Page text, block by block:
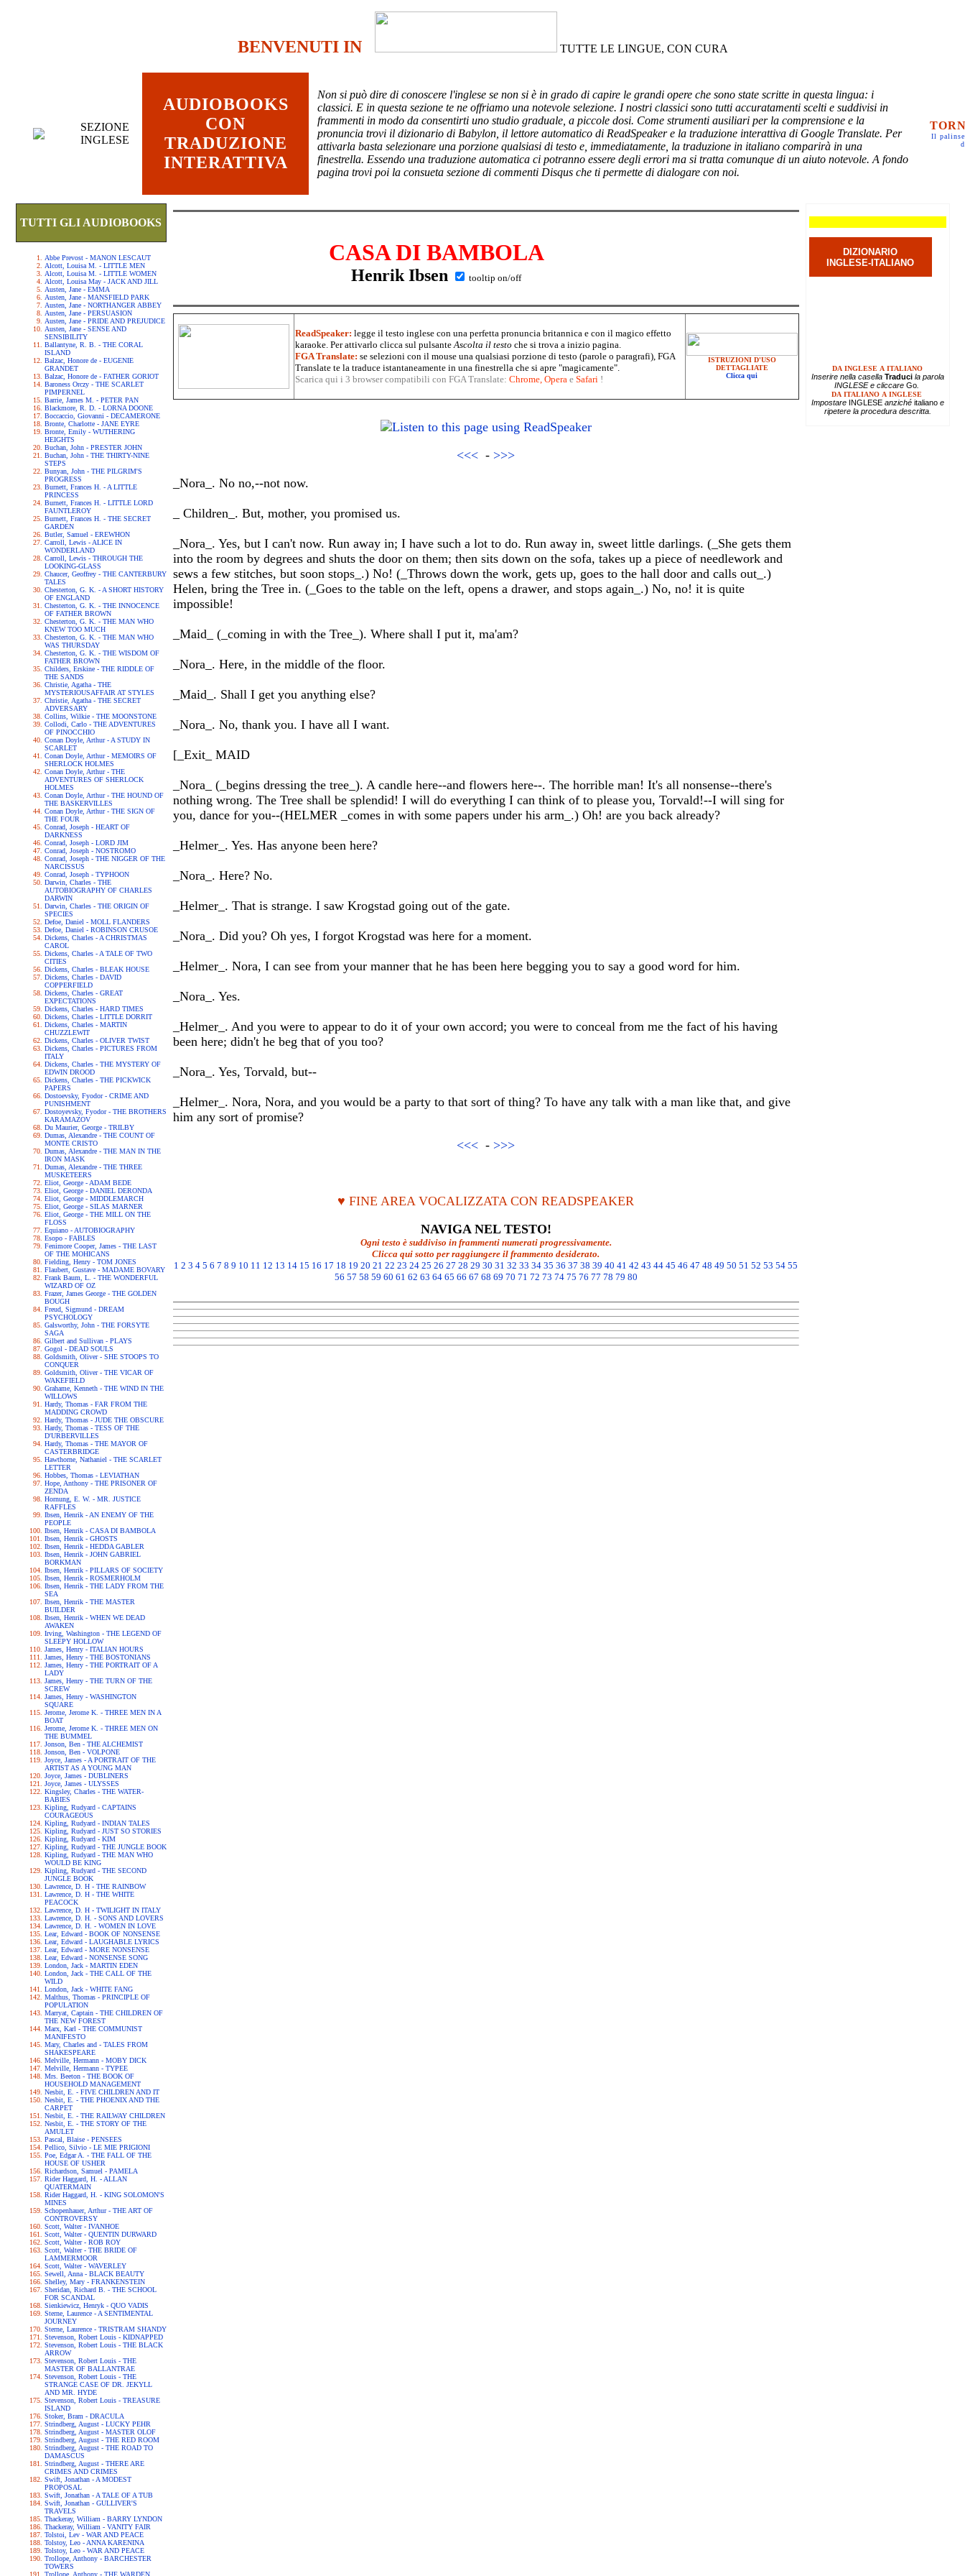
BENVENUTI IN TUTTE LE LINGUE, CON CURA
SEZIONE
INGLESE
AUDIOBOOKS
CON
TRADUZIONE
INTERATTIVA
Non si può dire di conoscere l'inglese se non si è in grado di capire le grandi opere che sono state scritte in questa lingua: i
classici. E in questa sezione te ne offriamo una notevole selezione. I nostri classici sono tutti accuratamenti scelti e suddivisi in
frammenti in modo da consentirti uno studio graduale, a piccole dosi. Come strumenti ausiliari per la comprensione e la
pronuncia trovi il dizionario di Babylon, il lettore automatico di ReadSpeaker e la traduzione interattiva di Google Translate. Per
attivarla basta selezionare una porzione qualsiasi di testo e, immediatamente, la traduzione in italiano comparirà in una
finestrella. Essendo una traduzione automatica ci potranno essere degli errori ma si tratta comunque di un aiuto notevole. A fondo
pagina trovi poi la consueta sezione di commenti Disqus che ti permette di dialogare con noi.
Il
TUTTI GLI AUDIOBOOKS
Abbe Prevost - MANON LESCAUT
Alcott, Louisa M. - LITTLE MEN
Alcott, Louisa M. - LITTLE WOMEN
Alcott, Louisa May - JACK AND JILL
Austen, Jane - EMMA
Austen, Jane - MANSFIELD PARK
Austen, Jane - NORTHANGER ABBEY
Austen, Jane - PERSUASION
Austen, Jane - PRIDE AND PREJUDICE
Austen, Jane - SENSE AND
SENSIBILITY
Ballantyne, R. B. - THE CORAL
ISLAND
Balzac, Honore de - EUGENIE
GRANDET
Balzac, Honore de - FATHER GORIOT
Baroness Orczy - THE SCARLET
PIMPERNEL
Barrie, James M. - PETER PAN
Blackmore, R. D. - LORNA DOONE
Boccaccio, Giovanni - DECAMERONE
Bronte, Charlotte - JANE EYRE
Bronte, Emily - WUTHERING
HEIGHTS
Buchan, John - PRESTER JOHN
Buchan, John - THE THIRTY-NINE
STEPS
Bunyan, John - THE PILGRIM'S
PROGRESS
Burnett, Frances H. - A LITTLE
PRINCESS
Burnett, Frances H. - LITTLE LORD
FAUNTLEROY
Burnett, Frances H. - THE SECRET
GARDEN
Butler, Samuel - EREWHON
Carroll, Lewis - ALICE IN
WONDERLAND
Carroll, Lewis - THROUGH THE
LOOKING-GLASS
Chaucer, Geoffrey - THE CANTERBURY
TALES
Chesterton, G. K. - A SHORT HISTORY
OF ENGLAND
Chesterton, G. K. - THE INNOCENCE
OF FATHER BROWN
Chesterton, G. K. - THE MAN WHO
KNEW TOO MUCH
Chesterton, G. K. - THE MAN WHO
WAS THURSDAY
Chesterton, G. K. - THE WISDOM OF
FATHER BROWN
Childers, Erskine - THE RIDDLE OF
THE SANDS
Christie, Agatha - THE
MYSTERIOUSAFFAIR AT STYLES
Christie, Agatha - THE SECRET
ADVERSARY
Collins, Wilkie - THE MOONSTONE
Collodi, Carlo - THE ADVENTURES
OF PINOCCHIO
Conan Doyle, Arthur - A STUDY IN
SCARLET
Conan Doyle, Arthur - MEMOIRS OF
SHERLOCK HOLMES
Conan Doyle, Arthur - THE
ADVENTURES OF SHERLOCK
HOLMES
Conan Doyle, Arthur - THE HOUND OF
THE BASKERVILLES
Conan Doyle, Arthur - THE SIGN OF
THE FOUR
Conrad, Joseph - HEART OF
DARKNESS
Conrad, Joseph - LORD JIM
Conrad, Joseph - NOSTROMO
Conrad, Joseph - THE NIGGER OF THE
NARCISSUS
Conrad, Joseph - TYPHOON
Darwin, Charles - THE
AUTOBIOGRAPHY OF CHARLES
DARWIN
Darwin, Charles - THE ORIGIN OF
SPECIES
Defoe, Daniel - MOLL FLANDERS
Defoe, Daniel - ROBINSON CRUSOE
Dickens, Charles - A CHRISTMAS
CAROL
Dickens, Charles - A TALE OF TWO
CITIES
Dickens, Charles - BLEAK HOUSE
Dickens, Charles - DAVID
COPPERFIELD
Dickens, Charles - GREAT
EXPECTATIONS
Dickens, Charles - HARD TIMES
Dickens, Charles - LITTLE DORRIT
Dickens, Charles - MARTIN
CHUZZLEWIT
Dickens, Charles - OLIVER TWIST
Dickens, Charles - PICTURES FROM
ITALY
Dickens, Charles - THE MYSTERY OF
EDWIN DROOD
Dickens, Charles - THE PICKWICK
PAPERS
Dostoevsky, Fyodor - CRIME AND
PUNISHMENT
Dostoyevsky, Fyodor - THE BROTHERS
KARAMAZOV
Du Maurier, George - TRILBY
Dumas, Alexandre - THE COUNT OF
MONTE CRISTO
Dumas, Alexandre - THE MAN IN THE
IRON MASK
Dumas, Alexandre - THE THREE
MUSKETEERS
Eliot, George - ADAM BEDE
Eliot, George - DANIEL DERONDA
Eliot, George - MIDDLEMARCH
Eliot, George - SILAS MARNER
Eliot, George - THE MILL ON THE
FLOSS
Equiano - AUTOBIOGRAPHY
Esopo - FABLES
Fenimore Cooper, James - THE LAST
OF THE MOHICANS
Fielding, Henry - TOM JONES
Flaubert, Gustave - MADAME BOVARY
Frank Baum, L. - THE WONDERFUL
WIZARD OF OZ
Frazer, James George - THE GOLDEN
BOUGH
Freud, Sigmund - DREAM
PSYCHOLOGY
Galsworthy, John - THE FORSYTE
SAGA
Gilbert and Sullivan - PLAYS
Gogol - DEAD SOULS
Goldsmith, Oliver - SHE STOOPS TO
CONQUER
Goldsmith, Oliver - THE VICAR OF
WAKEFIELD
Grahame, Kenneth - THE WIND IN THE
WILLOWS
Hardy, Thomas - FAR FROM THE
MADDING CROWD
Hardy, Thomas - JUDE THE OBSCURE
Hardy, Thomas - TESS OF THE
D'URBERVILLES
Hardy, Thomas - THE MAYOR OF
CASTERBRIDGE
Hawthorne, Nathaniel - THE SCARLET
LETTER
Hobbes, Thomas - LEVIATHAN
Hope, Anthony - THE PRISONER OF
ZENDA
Hornung, E. W. - MR. JUSTICE
RAFFLES
Ibsen, Henrik - AN ENEMY OF THE
PEOPLE
Ibsen, Henrik - CASA DI BAMBOLA
Ibsen, Henrik - GHOSTS
Ibsen, Henrik - HEDDA GABLER
Ibsen, Henrik - JOHN GABRIEL
BORKMAN
Ibsen, Henrik - PILLARS OF SOCIETY
Ibsen, Henrik - ROSMERHOLM
Ibsen, Henrik - THE LADY FROM THE
SEA
Ibsen, Henrik - THE MASTER
BUILDER
Ibsen, Henrik - WHEN WE DEAD
AWAKEN
Irving, Washington - THE LEGEND OF
SLEEPY HOLLOW
James, Henry - ITALIAN HOURS
James, Henry - THE BOSTONIANS
James, Henry - THE PORTRAIT OF A
LADY
James, Henry - THE TURN OF THE
SCREW
James, Henry - WASHINGTON
SQUARE
Jerome, Jerome K. - THREE MEN IN A
BOAT
Jerome, Jerome K. - THREE MEN ON
THE BUMMEL
Jonson, Ben - THE ALCHEMIST
Jonson, Ben - VOLPONE
Joyce, James - A PORTRAIT OF THE
ARTIST AS A YOUNG MAN
Joyce, James - DUBLINERS
Joyce, James - ULYSSES
Kingsley, Charles - THE WATER-
BABIES
Kipling, Rudyard - CAPTAINS
COURAGEOUS
Kipling, Rudyard - INDIAN TALES
Kipling, Rudyard - JUST SO STORIES
Kipling, Rudyard - KIM
Kipling, Rudyard - THE JUNGLE BOOK
Kipling, Rudyard - THE MAN WHO
WOULD BE KING
Kipling, Rudyard - THE SECOND
JUNGLE BOOK
Lawrence, D. H - THE RAINBOW
Lawrence, D. H - THE WHITE
PEACOCK
Lawrence, D. H - TWILIGHT IN ITALY
Lawrence, D. H. - SONS AND LOVERS
Lawrence, D. H. - WOMEN IN LOVE
Lear, Edward - BOOK OF NONSENSE
Lear, Edward - LAUGHABLE LYRICS
Lear, Edward - MORE NONSENSE
Lear, Edward - NONSENSE SONG
London, Jack - MARTIN EDEN
London, Jack - THE CALL OF THE
WILD
London, Jack - WHITE FANG
Malthus, Thomas - PRINCIPLE OF
POPULATION
Marryat, Captain - THE CHILDREN OF
THE NEW FOREST
Marx, Karl - THE COMMUNIST
MANIFESTO
Mary, Charles and - TALES FROM
SHAKESPEARE
Melville, Hermann - MOBY DICK
Melville, Hermann - TYPEE
Mrs. Beeton - THE BOOK OF
HOUSEHOLD MANAGEMENT
Nesbit, E. - FIVE CHILDREN AND IT
Nesbit, E. - THE PHOENIX AND THE
CARPET
Nesbit, E. - THE RAILWAY CHILDREN
Nesbit, E. - THE STORY OF THE
AMULET
Pascal, Blaise - PENSEES
Pellico, Silvio - LE MIE PRIGIONI
Poe, Edgar A. - THE FALL OF THE
HOUSE OF USHER
Richardson, Samuel - PAMELA
Rider Haggard, H. - ALLAN
QUATERMAIN
Rider Haggard, H. - KING SOLOMON'S
MINES
Schopenhauer, Arthur - THE ART OF
CONTROVERSY
Scott, Walter - IVANHOE
Scott, Walter - QUENTIN DURWARD
Scott, Walter - ROB ROY
Scott, Walter - THE BRIDE OF
LAMMERMOOR
Scott, Walter - WAVERLEY
Sewell, Anna - BLACK BEAUTY
Shelley, Mary - FRANKENSTEIN
Sheridan, Richard B. - THE SCHOOL
FOR SCANDAL
Sienkiewicz, Henryk - QUO VADIS
Sterne, Laurence - A SENTIMENTAL
JOURNEY
Sterne, Laurence - TRISTRAM SHANDY
Stevenson, Robert Louis - KIDNAPPED
Stevenson, Robert Louis - THE BLACK
ARROW
Stevenson, Robert Louis - THE
MASTER OF BALLANTRAE
Stevenson, Robert Louis - THE
STRANGE CASE OF DR. JEKYLL
AND MR. HYDE
Stevenson, Robert Louis - TREASURE
ISLAND
Stoker, Bram - DRACULA
Strindberg, August - LUCKY PEHR
Strindberg, August - MASTER OLOF
Strindberg, August - THE RED ROOM
Strindberg, August - THE ROAD TO
DAMASCUS
Strindberg, August - THERE ARE
CRIMES AND CRIMES
Swift, Jonathan - A MODEST
PROPOSAL
Swift, Jonathan - A TALE OF A TUB
Swift, Jonathan - GULLIVER'S
TRAVELS
Thackeray, William - BARRY LYNDON
Thackeray, William - VANITY FAIR
Tolstoi, Lev - WAR AND PEACE
Tolstoy, Leo - ANNA KARENINA
Tolstoy, Leo - WAR AND PEACE
Trollope, Anthony - BARCHESTER
TOWERS
Trollope, Anthony - THE WARDEN
CASA DI BAMBOLA
Henrik Ibsen tooltip on/off
ReadSpeaker: legge il testo inglese con una perfetta pronuncia britannica e con il magico effetto
karaoke. Per attivarlo clicca sul pulsanteAscolta il testo che si trova a inizio pagina.
FGA Translate: se selezioni con il mouse una qualsiasi porzione di testo (parole o paragrafi), FGA
Translate te la traduce istantaneamente in una finestrella che si apre "magicamente".
Scarica qui i 3 browser compatibili con FGA Translate: Chrome, Operae Safari !
ISTRUZIONI D'USO
DETTAGLIATE
Clicca qui
<<< - >>>
_Nora_. No no,--not now.
_ Children_. But, mother, you promised us.
_Nora_. Yes, but I can't now. Run away in; I have such a lot to do. Run away in, sweet little darlings. (_She gets them
into the room by degrees and shuts the door on them; then sits down on the sofa, takes up a piece of needlework and
sews a few stitches, but soon stops_.) No! (_Throws down the work, gets up, goes to the hall door and calls out_.)
Helen, bring the Tree in. (_Goes to the table on the left, opens a drawer, and stops again_.) No, no! it is quite
impossible!
_Maid_ (_coming in with the Tree_). Where shall I put it, ma'am?
_Nora_. Here, in the middle of the floor.
_Maid_. Shall I get you anything else?
_Nora_. No, thank you. I have all I want.
[_Exit_ MAID
_Nora_ (_begins dressing the tree_). A candle here--and flowers here--. The horrible man! It's all nonsense--there's
nothing wrong. The Tree shall be splendid! I will do everything I can think of to please you, Torvald!--I will sing for
you, dance for you--(HELMER _comes in with some papers under his arm_.) Oh! are you back already?
_Helmer_. Yes. Has anyone been here?
_Nora_. Here? No.
_Helmer_. That is strange. I saw Krogstad going out of the gate.
_Nora_. Did you? Oh yes, I forgot Krogstad was here for a moment.
_Helmer_. Nora, I can see from your manner that he has been here begging you to say a good word for him.
_Nora_. Yes.
_Helmer_. And you were to appear to do it of your own accord; you were to conceal from me the fact of his having
been here; didn't he beg that of you too?
_Nora_. Yes, Torvald, but--
_Helmer_. Nora, Nora, and you would be a party to that sort of thing? To have any talk with a man like that, and give
him any sort of promise?
<<< - >>>
♥ FINE AREA VOCALIZZATA CON READSPEAKER
NAVIGA NEL TESTO!
Ogni testo è suddiviso in frammenti numerati progressivamente.
Clicca qui sotto per raggiungere il frammento desiderato.
1 2 3 4 5 6 7 8 9 10 11 12 13 14 15 16 17 18 19 20 21 22 23 24 25 26 27 28 29 30 31 32 33 34 35 36 37 38 39 40 41 42 43 44 45 46 47 48 49 50 51 52 53 54 55
56 57 58 59 60 61 62 63 64 65 66 67 68 69 70 71 72 73 74 75 76 77 78 79 80
DIZIONARIO
INGLESE-ITALIANO
DA INGLESE A ITALIANO
Inserire nella casella Traducila parola
INGLESE e cliccare Go.
DA ITALIANO A INGLESE
Impostare INGLESEanziché italianoe
ripetere la procedura descritta.